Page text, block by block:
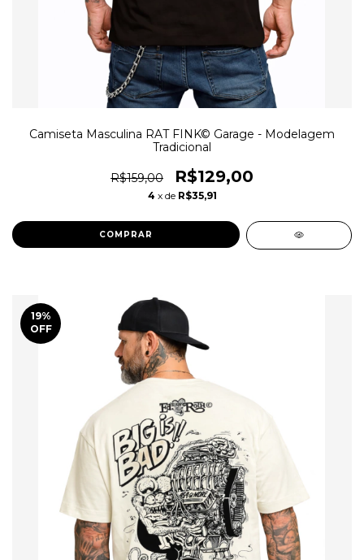
Camiseta Masculina RAT FINK© Garage - Modelagem
Tradicional
R$159,00 R$129,00
4 x de R$35,91
COMPRAR
19%
OFF